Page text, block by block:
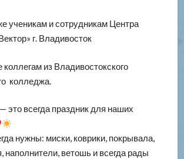
ученикам и сотрудникам Центра
г. Владивосток
коллегам из Владивостокского
колледжа.
это всегда праздник для наших
нужны: миски, коврики, покрывала,
наполнители, ветошь и всегда рады